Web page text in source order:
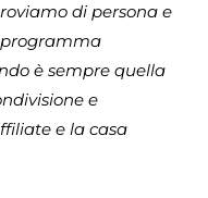
di persona e
è sempre quella
e
e la casa